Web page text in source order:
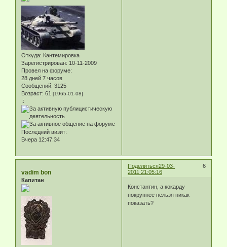
Откуда: Кантемировка
Зарегистрирован: 10-11-2009
Провел на форуме:
28 дней 7 часов
Сообщений: 3125
Возраст: 61 [1965-01-08]
.:
Последний визит:
Вчера 12:47:34
Поделиться 6
29-03-
2011 21:05:16
vadim bon
Капитан
Константин, а кокарду
покрупнее нельзя никак
показать?